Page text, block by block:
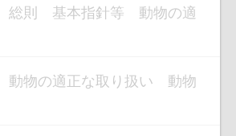
則 基本指針等 動物の適
物の適正な取り扱い 動物